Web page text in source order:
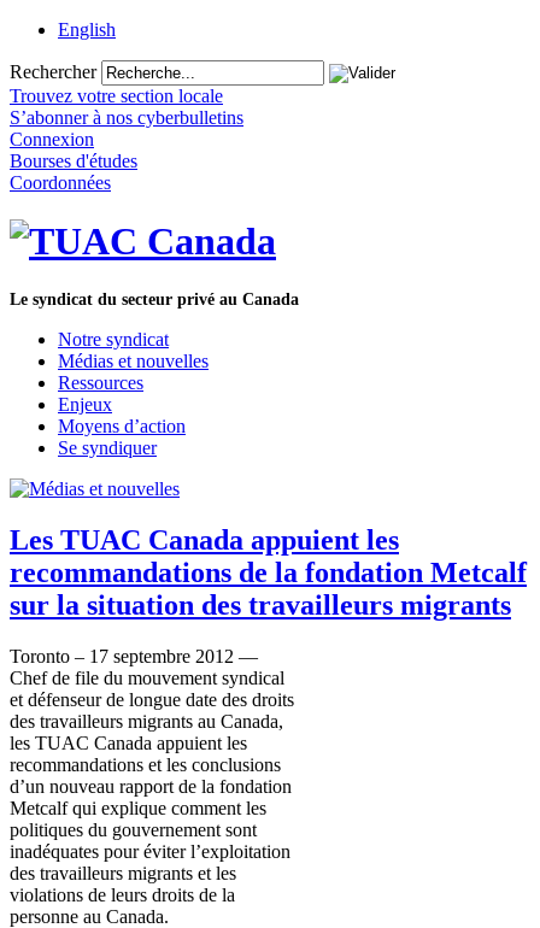
English
Rechercher
Trouvez votre section locale
S’abonner à nos cyberbulletins
Connexion
Bourses d'études
Coordonnées
Le syndicat du secteur privé au Canada
Notre syndicat
Médias et nouvelles
Ressources
Enjeux
Moyens d’action
Se syndiquer
Les TUAC Canada appuient les
recommandations de la fondation Metcalf
sur la situation des travailleurs migrants
Toronto – 17 septembre 2012 —
Chef de file du mouvement syndical
et défenseurde longue date des droits
des travailleurs migrants au Canada,
les TUAC Canada appuient les
recommandations et les conclusions
d’un nouveau rapport de la fondation
Metcalf qui explique comment les
politiques du gouvernement sont
inadéquates pouréviter l’exploitation
des travailleurs migrants et les
violations de leurs droits de la
personne au Canada.